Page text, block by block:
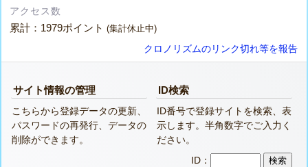
アクセス数
累計：1979ポイント(集計休止中)
クロノリズムのリンク切れ等を報告
サイト情報の管理
こちらから登録データの更新、
パスワードの再発行、データの
削除ができます。
ID検索
ID番号で登録サイトを検索、表
示します。半角数字でご入力く
ださい。
ID：